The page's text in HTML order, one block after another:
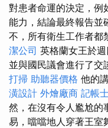
對患者命運的決定，例
能力，結論最終報告並
不，所有衛生工作者都
潔公司 英格蘭女王於
並與國民議會進行了交
打掃 助聽器價格 他的
潢設計 外燴廠商 記帳
然，在沒有令人尷尬的
易，噹噹地人穿著王室